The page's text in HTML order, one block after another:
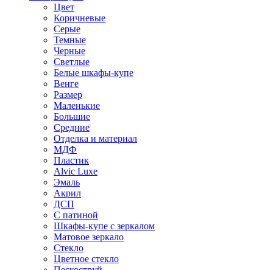
Цвет
Коричневые
Серые
Темные
Черные
Светлые
Белые шкафы-купе
Венге
Размер
Маленькие
Большие
Средние
Отделка и материал
МДФ
Пластик
Alvic Luxe
Эмаль
Акрил
ДСП
С патиной
Шкафы-купе с зеркалом
Матовое зеркало
Стекло
Цветное стекло